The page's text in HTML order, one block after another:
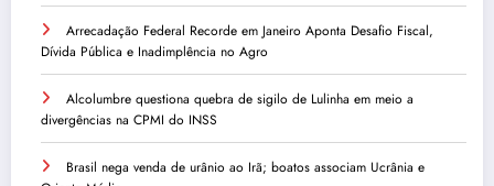
Arrecadação Federal Recorde em Janeiro Aponta Desafio Fiscal,
Dívida Pública e Inadimplência no Agro
Alcolumbre questiona quebra de sigilo de Lulinha em meio a
divergências na CPMI do INSS
Brasil nega venda de urânio ao Irã; boatos associam Ucrânia e